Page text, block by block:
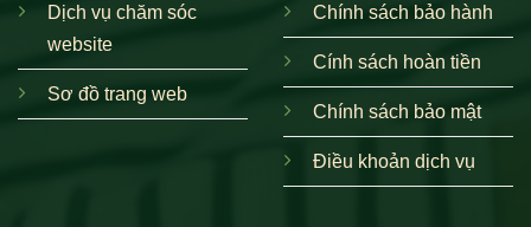
Dịch vụ chăm sóc
website
Sơ đồ trang web
Chính sách bảo hành
Cính sách hoàn tiền
Chính sách bảo mật
Điều khoản dịch vụ